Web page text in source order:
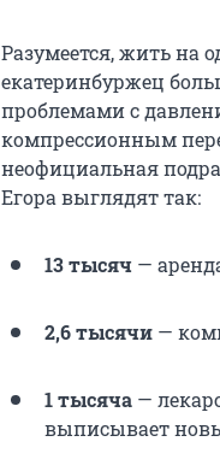
Разумеется, жить на
екатеринбуржец
проблемами с
компрессионным
неофициальная
Егора выглядят так:
13 тысяч —
2,6 тысячи —
1 тысяча —
выписывает